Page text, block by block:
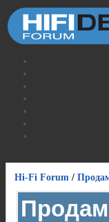
Hi-Fi Forum /